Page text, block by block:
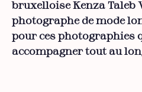
bruxelloise Kenza Taleb
photographe de mode
pour ces photographies
accompagner tout au